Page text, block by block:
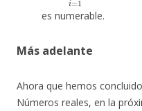
es numerable.
Más adelante
Ahora que hemos
Números reales, en la